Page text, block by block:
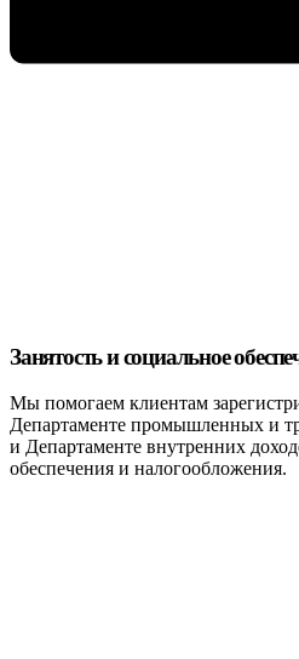
Занятость и социальное
Мы помогаем клиентам
Департаменте промышленных и
и Департаменте внутренних
обеспечения и налогообложения.